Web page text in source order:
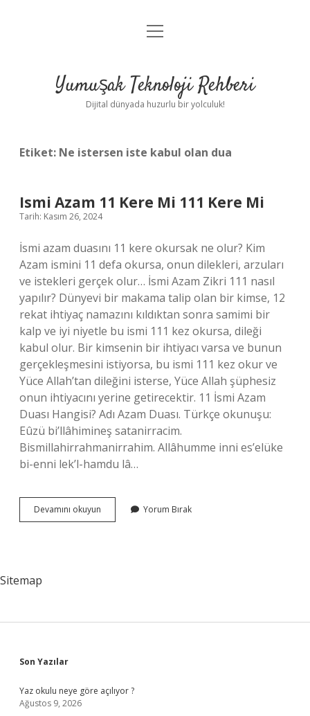
Anasayfa
Yasal Uyarı
menüyü
Yumuşak Teknoloji Rehberi
Dijital dünyada huzurlu bir yolculuk!
Etiket: Ne istersen iste kabul olan dua
Ismi Azam 11 Kere Mi 111 Kere Mi
Tarih: Kasım 26, 2024
İsmi azam duasını 11 kere okursak ne olur? Kim
Azam ismini 11 defa okursa, onun dilekleri, arzuları
ve istekleri gerçek olur… İsmi Azam Zikri 111 nasıl
yapılır? Dünyevi bir makama talip olan bir kimse, 12
rekat ihtiyaç namazını kıldıktan sonra samimi bir
kalp ve iyi niyetle bu ismi 111 kez okursa, dileği
kabul olur. Bir kimsenin bir ihtiyacı varsa ve bunun
gerçekleşmesini istiyorsa, bu ismi 111 kez okur ve
Yüce Allah’tan dileğini isterse, Yüce Allah şüphesiz
onun ihtiyacını yerine getirecektir. 11 İsmi Azam
Duası Hangisi? Adı Azam Duası. Türkçe okunuşu:
Eûzü bi’llâhimineş satanirracim.
Bismillahirrahmanirrahim. Allâhumme inni es’elüke
bi-enni lek’l-hamdu lâ…
Devamını okuyun
Azam
Yorum Bırak
Sitemap
Sidebar
Son Yazılar
Yaz okulu neye göre açılıyor ?
Ağustos 9, 2026